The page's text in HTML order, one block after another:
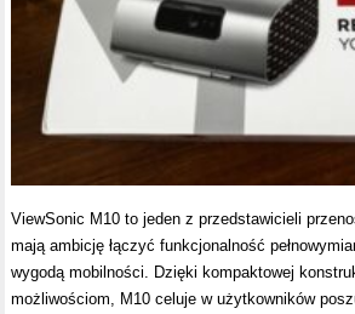
ViewSonic M10 to jeden z przedstawicieli
mają ambicję łączyć funkcjonalność
wygodą mobilności. Dzięki kompaktowej
możliwościom, M10 celuje w użytkowników